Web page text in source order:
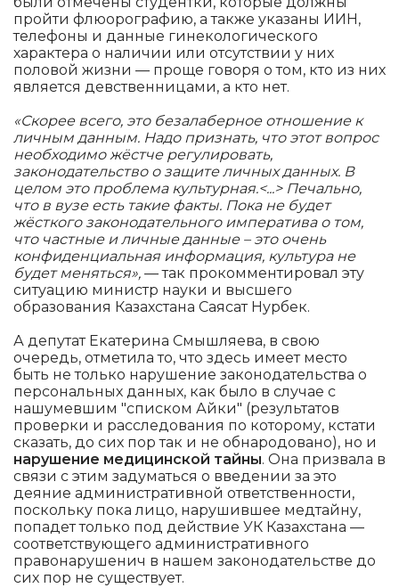
пройти флюорографию, а также указаны ИИН,
телефоны и данные гинекологического
характера о наличии или отсутствии у них
половой жизни — проще говоря о том, кто из них
является девственницами, а кто нет.
«Скорее всего, это безалаберное отношение к
личным данным. Надо признать, что этот вопрос
необходимо жёстче регулировать,
законодательство о защите личных данных. В
целом это проблема культурная.<...> Печально,
что в вузе есть такие факты. Пока не будет
жёсткого законодательного императива о том,
что частные и личные данные – это очень
конфиденциальная информация, культура не
будет меняться», — так прокомментировал эту
ситуацию министр науки и высшего
образования Казахстана Саясат Нурбек.
А депутат Екатерина Смышляева, в свою
очередь, отметила то, что здесь имеет место
быть не только нарушение законодательства о
персональных данных, как было в случае с
нашумевшим "списком Айки" (результатов
проверки и расследования по которому, кстати
сказать, до сих пор так и не обнародовано), но и
нарушение медицинской тайны. Она призвала в
связи с этим задуматься о введении за это
деяние административной ответственности,
поскольку пока лицо, нарушившее медтайну,
попадет только под действие УК Казахстана —
соответствующего административного
правонарушенич в нашем законодательстве до
сих пор не существует.